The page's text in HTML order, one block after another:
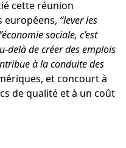
cette réunion
européens, “lever les
sociale, c’est
delà de créer des emplois
à la conduite des
et concourt à
de qualité et à un coût